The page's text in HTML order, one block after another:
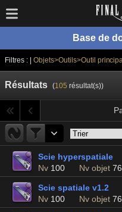
Base de
Filtres : | Objets>Outils>Outil
Résultats (105 résultat(s))
Scie hyperspatiale
Nv 100 Nv objet
Scie spatiale v1.2
Nv 100 Nv objet